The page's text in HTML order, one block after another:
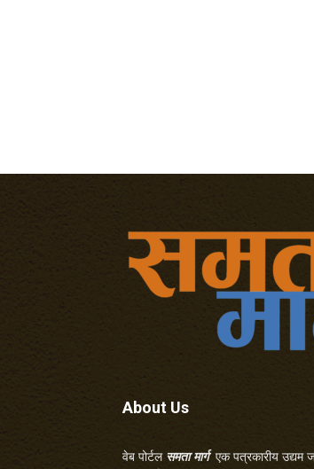
About Us
वेब पोर्टल समता मार्गएक पत्रकारीय उद्यम